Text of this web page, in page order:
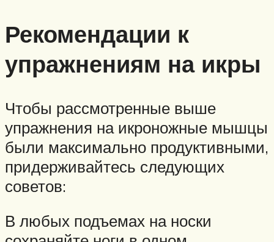
Рекомендации к
упражнениям на икры
Чтобы рассмотренные выше
упражнения на икроножные мышцы
были максимально продуктивными,
придерживайтесь следующих
советов:
В любых подъемах на носки